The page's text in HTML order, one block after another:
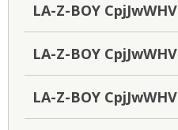
LA-Z-BOY CpjJwWHV
LA-Z-BOY CpjJwWHV
LA-Z-BOY CpjJwWHV